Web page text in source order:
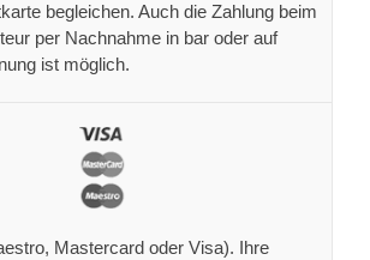
begleichen. Auch die Zahlung beim
per Nachnahme in bar oder auf
ist möglich.
Mastercard oder Visa). Ihre